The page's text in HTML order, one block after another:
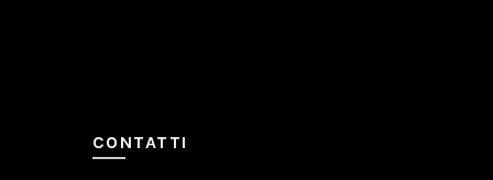
CONTATTI